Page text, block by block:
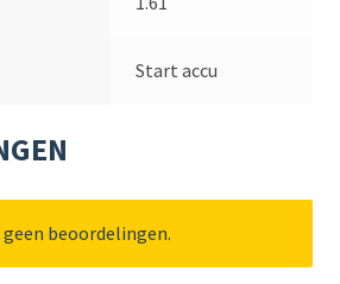
Start accu
beoordelingen.